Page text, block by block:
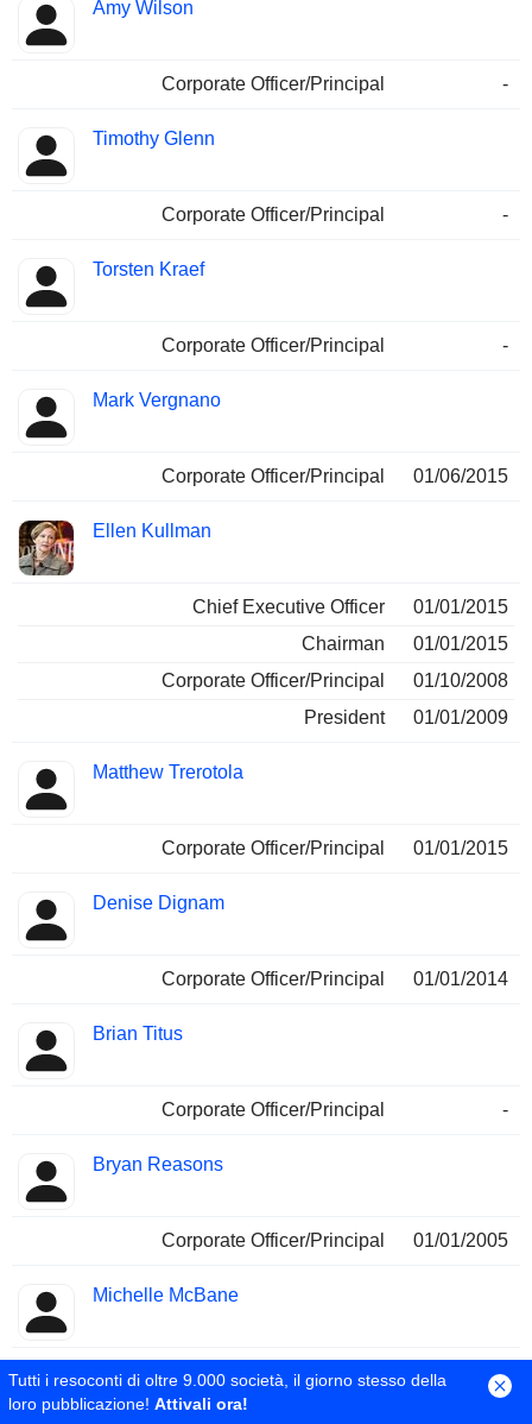
Amy Wilson
Corporate Officer/Principal -
Timothy Glenn
Corporate Officer/Principal -
Torsten Kraef
Corporate Officer/Principal -
Mark Vergnano
Corporate Officer/Principal 01/06/2015
Ellen Kullman
Chief Executive Officer
01/01/2015
Chairman
01/01/2015
Corporate Officer/Principal
01/10/2008
President
01/01/2009
Matthew Trerotola
Corporate Officer/Principal 01/01/2015
Denise Dignam
Corporate Officer/Principal 01/01/2014
Brian Titus
Corporate Officer/Principal -
Bryan Reasons
Corporate Officer/Principal 01/01/2005
Michelle McBane
Sales & Marketing 01/03/2001
Tutti i resoconti di oltre 9.000 società, il giorno stesso della
loro pubblicazione! Attivali ora!